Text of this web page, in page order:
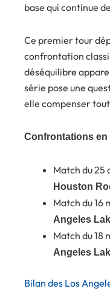
base qui continue
Ce premier tour
confrontation
déséquilibre
série pose une
elle compenser
Confrontations en
Match du 25
Houston
Match du 16
Angeles
Match du 18
Angeles
Bilan des Los